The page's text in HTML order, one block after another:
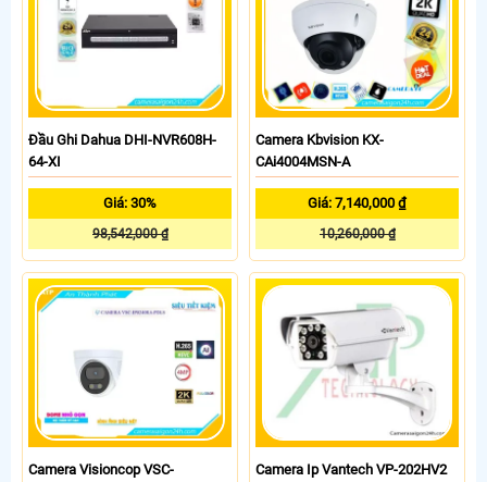
Đầu Ghi Dahua DHI-NVR608H-
64-XI
Giá: 30%
98,542,000 ₫
Camera Kbvision KX-
CAi4004MSN-A
Giá: 7,140,000 ₫
10,260,000 ₫
Camera Visioncop VSC-
Camera Ip Vantech VP-202HV2